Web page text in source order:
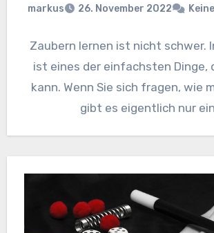
markus 26. November 2022
Zaubern lernen ist nicht schwer.
ist eines der einfachsten Dinge,
kann. Wenn Sie sich fragen, wie
gibt es eigentlich nur